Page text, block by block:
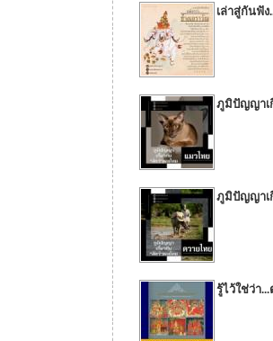
เล่าสู่กันฟัง
ภูมิปัญญาเ
ภูมิปัญญาเ
รู้ไว้ใช่ว่า